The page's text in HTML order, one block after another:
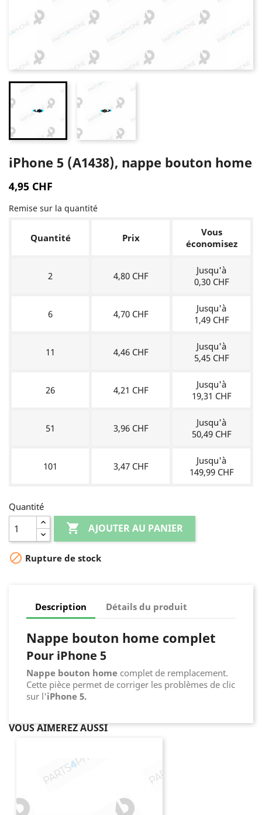
iPhone 5 (A1438), nappe bouton home
4,95 CHF
Remise sur la quantité
Quantité Prix
Vous
économisez
2 4,80 CHF
Jusqu'à
0,30 CHF
6 4,70 CHF
Jusqu'à
1,49 CHF
11 4,46 CHF
Jusqu'à
5,45 CHF
26 4,21 CHF
Jusqu'à
19,31 CHF
51 3,96 CHF
Jusqu'à
50,49 CHF
101 3,47 CHF
Jusqu'à
149,99 CHF
Quantité
 AJOUTER AU PANIER
 Rupture de stock
Description Détails du produit
Nappe bouton home complet
Pour iPhone 5
Nappe bouton home complet de remplacement.
Cette pièce permet de corriger les problèmes de clic
sur l'iPhone 5.
VOUS AIMEREZ AUSSI